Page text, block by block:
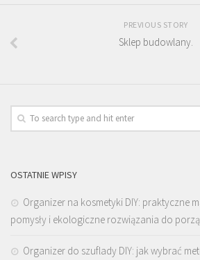
PREVIOUS STORY
Sklep budowlany.
OSTATNIE WPISY
Organizer na kosmetyki DIY: praktyczne
pomysły i ekologiczne rozwiązania do
Organizer do szuflady DIY: jak wybrać